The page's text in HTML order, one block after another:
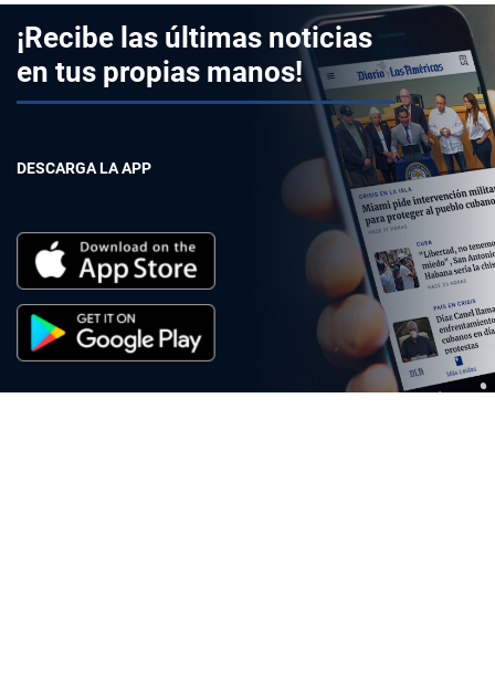
¡Recibe las últimas noticias
en tus propias manos!
DESCARGA LA APP